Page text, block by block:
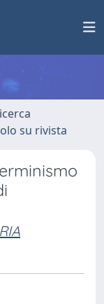
su rivista